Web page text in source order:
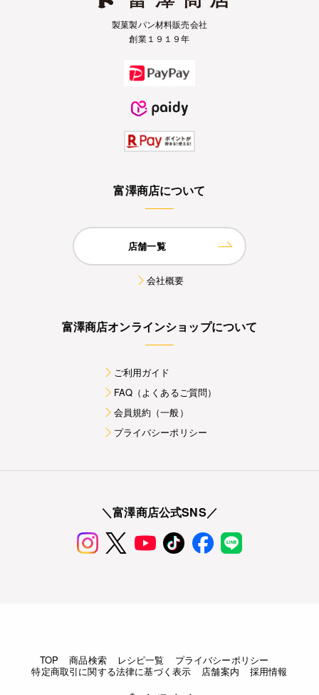
製菓製パン材料販売会社
創業１９１９年
富澤商店について
店舗一覧
会社概要
富澤商店オンラインショップについて
ご利用ガイド
FAQ（よくあるご質問）
会員規約（一般）
プライバシーポリシー
＼富澤商店公式SNS／
TOP 商品検索 レシピ一覧
プライバシーポリシー
特定商取引に関する法律に基づく表示
店舗案内 採用情報